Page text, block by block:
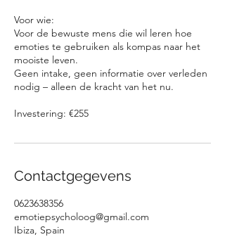
Voor wie:
Voor de bewuste mens die wil leren hoe
emoties te gebruiken als kompas naar het
mooiste leven.
Geen intake, geen informatie over verleden
nodig – alleen de kracht van het nu.
Investering: €255
Contactgegevens
0623638356
emotiepsycholoog@gmail.com
Ibiza, Spain